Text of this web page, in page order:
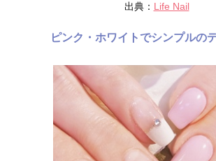
出典： Life Nail
ピンク・ホワイトでシンプルの